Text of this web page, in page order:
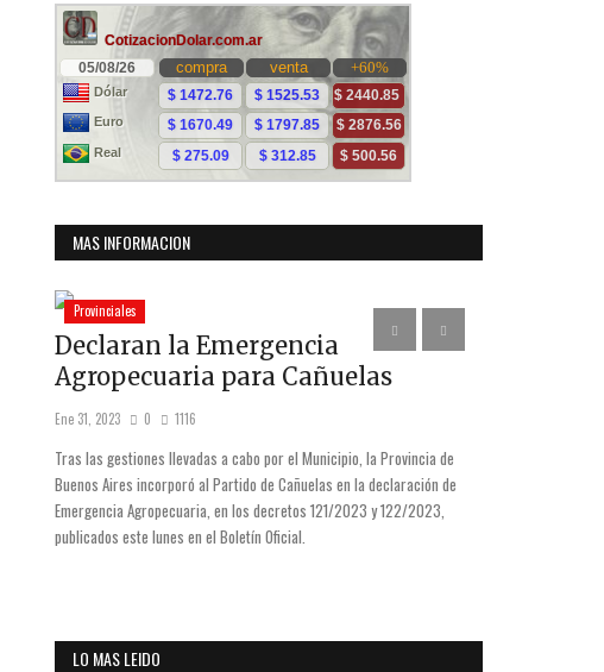
MAS INFORMACION
Provinciales
Declaran la Emergencia
Agropecuaria para Cañuelas
Ene 31, 2023 0 1116
Tras las gestiones llevadas a cabo por el Municipio, la Provincia de
Buenos Aires incorporó al Partido de Cañuelas en la declaración de
Emergencia Agropecuaria, en los decretos 121/2023 y 122/2023,
publicados este lunes en el Boletín Oficial.
LO MAS LEIDO